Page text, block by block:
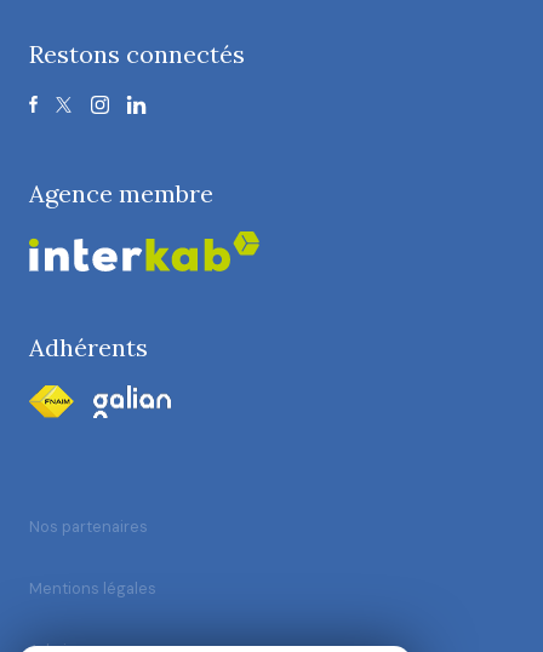
Restons connectés
Agence membre
Adhérents
Nos partenaires
Mentions légales